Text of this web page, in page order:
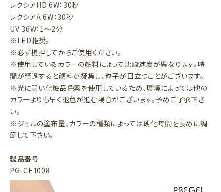
レクシアHD 6W：30秒
レクシアA 6W：30秒
UV 36W：1～2分
※LED推奨。
※必ず撹拌してからご使用ください。
※使用しているカラーの顔料によって沈殿速度が異なります。時
間が経過すると顔料が凝集し、粒子が目立つことがございます。
※光に弱い化粧品色素を使用しているため、環境によっては他の
カラーよりも早く退色が進む場合がございます。予めご了承下さ
い。
※ジェルの塗布量、カラーの種類によっては硬化時間を長めに調
節して下さい。
製品番号
PG-CE1008